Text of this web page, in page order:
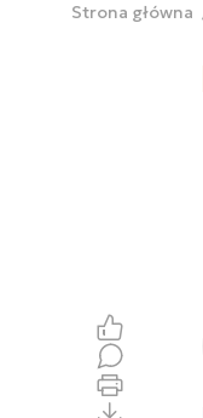
Strona główna